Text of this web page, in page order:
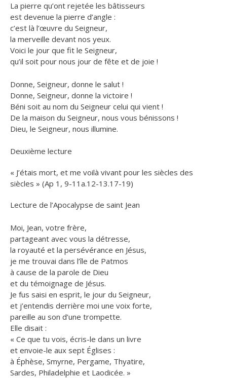
La pierre qu’ont rejetée les bâtisseurs
est devenue la pierre d’angle :
c’est là l’œuvre du Seigneur,
la merveille devant nos yeux.
Voici le jour que fit le Seigneur,
qu’il soit pour nous jour de fête et de joie !
Donne, Seigneur, donne le salut !
Donne, Seigneur, donne la victoire !
Béni soit au nom du Seigneur celui qui vient !
De la maison du Seigneur, nous vous bénissons !
Dieu, le Seigneur, nous illumine.
Deuxième lecture
« J’étais mort, et me voilà vivant pour les siècles des
siècles » (Ap 1, 9-11a.12-13.17-19)
Lecture de l’Apocalypse de saint Jean
Moi, Jean, votre frère,
partageant avec vous la détresse,
la royauté et la persévérance en Jésus,
je me trouvai dans l’île de Patmos
à cause de la parole de Dieu
et du témoignage de Jésus.
Je fus saisi en esprit, le jour du Seigneur,
et j’entendis derrière moi une voix forte,
pareille au son d’une trompette.
Elle disait :
« Ce que tu vois, écris-le dans un livre
et envoie-le aux sept Églises :
à Éphèse, Smyrne, Pergame, Thyatire,
Sardes, Philadelphie et Laodicée. »